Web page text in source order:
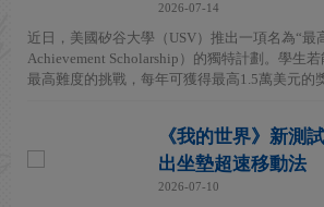
2026-07-14
近日，美國矽谷大學（USV）推出一項名為“最
Achievement Scholarship）的獨特計劃。學生
最高難度的挑戰，每年可獲得最高1.5萬美元的
《我的世界》新測
出坐墊超速移動法
2026-07-10